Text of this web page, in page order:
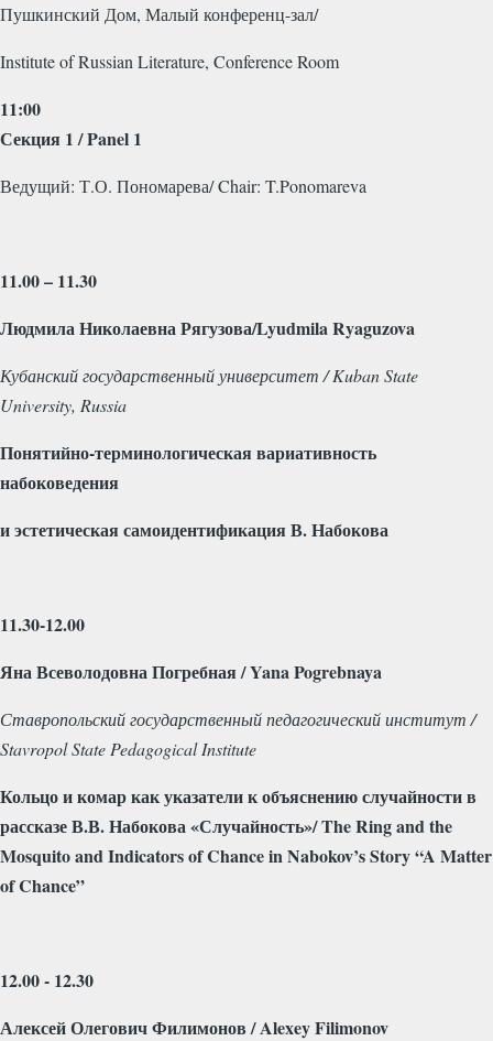
Пушкинский Дом, Малый конференц-зал/
Institute of Russian Literature, Conference Room
11:00
Секция 1 / Panel 1
Ведущий: Т.О. Пономарева/ Chair: T.Ponomareva
11.00 – 11.30
ЛюдмилаНиколаевнаРягузова/Lyudmila Ryaguzova
Кубанскийгосударственныйуниверситет/ Kuban State
University, Russia
Понятийно-терминологическая вариативность
набоковедения
и эстетическая самоидентификация В. Набокова
11.30-12.00
Яна Всеволодовна Погребная / Yana Pogrebnaya
Ставропольский государственный педагогический институт /
Stavropol State Pedagogical Institute
Кольцо и комар как указатели к объяснению случайностив
рассказеВ.В.Набокова«Случайность»/ The Ring and the
Mosquito and Indicators of Chance in Nabokov’s Story “A Matter
of Chance”
12.00 - 12.30
АлексейОлеговичФилимонов/ Alexey Filimonov